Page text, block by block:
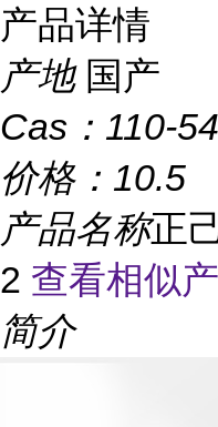
产品详情
产地 国产
Cas： 110-
价格： 10.5
产品名称正
2 查看相似
简介